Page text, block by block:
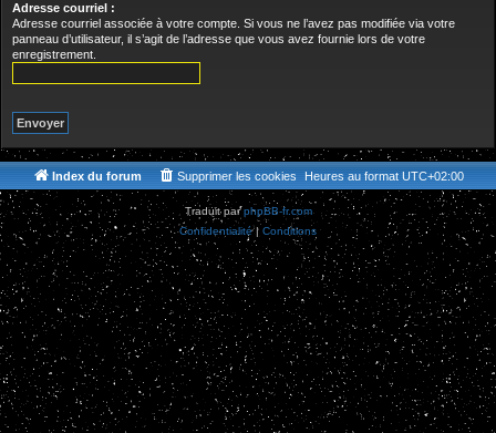
r
r
Adresse courriel :
Adresse courriel associée à votre compte. Si vous ne l’avez pas modifiée via votre
panneau d’utilisateur, il s’agit de l’adresse que vous avez fournie lors de votre
enregistrement.
Index du forum Heures au format UTC+02:00
Supprimer les cookies
Traduit parphpBB-fr.com
Confidentialité| Conditions